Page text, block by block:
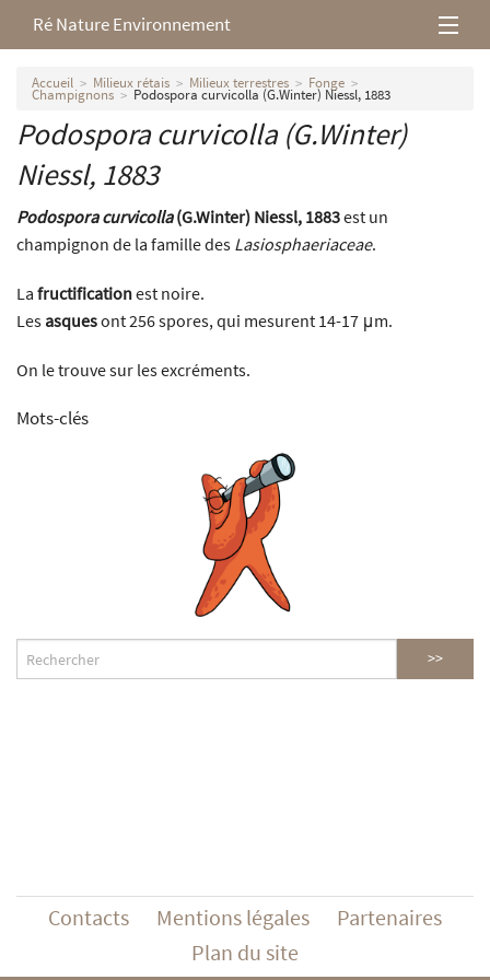
Ré Nature Environnement
L’association
Milieux rétais
Nos parutions
Accueil Milieux rétais Milieux terrestres Fonge
Champignons Podospora curvicolla (G.Winter) Niessl, 1883
Podospora curvicolla(G.Winter)
Niessl, 1883
Podospora curvicolla(G.Winter) Niessl, 1883est un
champignon de la famille des Lasiosphaeriaceae.
La fructificationest noire.
Les asquesont 256 spores, qui mesurent 14-17 μm.
On le trouve sur les excréments.
Mots-clés
Contacts Mentions légales
Partenaires
Plan du site